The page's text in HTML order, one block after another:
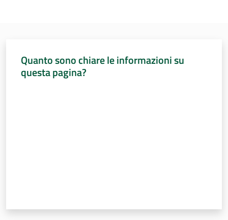
Quanto sono chiare le informazioni su
questa pagina?